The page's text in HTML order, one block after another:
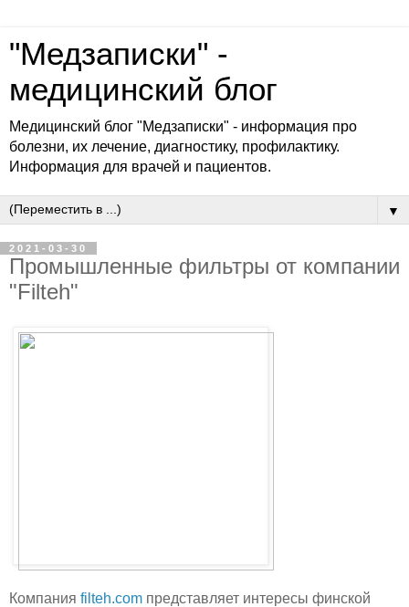
"Медзаписки" -
медицинский блог
Медицинский блог "Медзаписки" - информация про
болезни, их лечение, диагностику, профилактику.
Информация для врачей и пациентов.
▼
2021-03-30
Промышленные фильтры от компании
"Filteh"
Компания filteh.com представляет интересы финской